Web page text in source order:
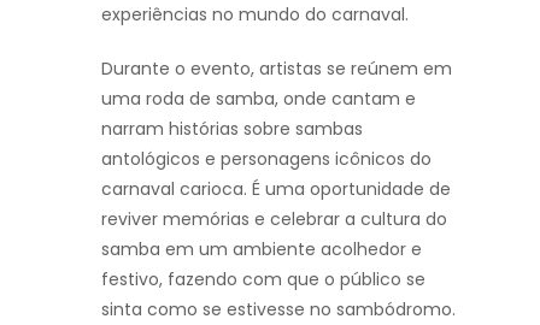
experiências no mundo do carnaval.
Durante o evento, artistas se reúnem em
uma roda de samba, onde cantam e
narram histórias sobre sambas
antológicos e personagens icônicos do
carnaval carioca. É uma oportunidade de
reviver memórias e celebrar a cultura do
samba em um ambiente acolhedor e
festivo, fazendo com que o público se
sinta como se estivesse no sambódromo.